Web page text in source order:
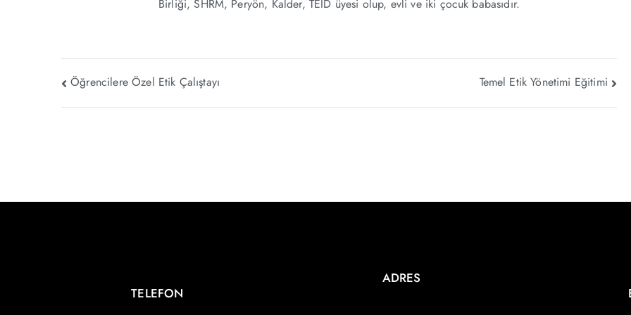
Birliği, SHRM, Peryön, Kalder, TEİD üyesi olup, evli ve iki çocuk babasıdır.
Öğrencilere Özel Etik Çalıştayı Temel Etik Yönetimi Eğitimi
TELEFON
ADRES